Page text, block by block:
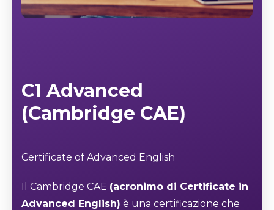
C1 Advanced
(Cambridge CAE)
Certificate of Advanced English
Il Cambridge CAE (acronimo di Certificate in
Advanced English) è una certificazione che